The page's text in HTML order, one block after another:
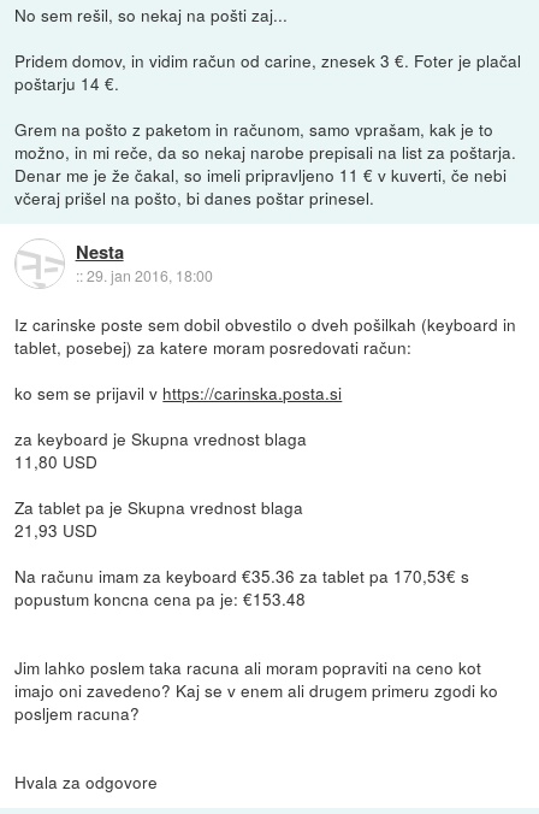
No sem rešil, so nekaj na pošti zaj...
Pridem domov, in vidim račun od carine, znesek 3 €. Foter je plačal
poštarju 14 €.
Grem na pošto z paketom in računom, samo vprašam, kak je to
možno, in mi reče, da so nekaj narobe prepisali na list za poštarja.
Denar me je že čakal, so imeli pripravljeno 11 € v kuverti, če nebi
včeraj prišel na pošto, bi danes poštar prinesel.
Nesta
::29. jan 2016, 18:00
Iz carinske poste sem dobil obvestilo o dveh pošilkah (keyboard in
tablet, posebej) za katere moram posredovati račun:
ko sem se prijavil v https://carinska.posta.si
za keyboard je Skupna vrednost blaga
11,80 USD
Za tablet pa je Skupna vrednost blaga
21,93 USD
Na računu imam za keyboard €35.36 za tablet pa 170,53€ s
popustum koncna cena pa je: €153.48
Jim lahko poslem taka racuna ali moram popraviti na ceno kot
imajo oni zavedeno? Kaj se v enem ali drugem primeru zgodi ko
posljem racuna?
Hvala za odgovore